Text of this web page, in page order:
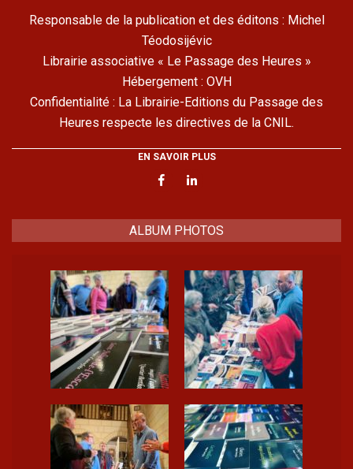
Responsable de la publication et des éditons : Michel
Téodosijévic
Librairie associative « Le Passage des Heures »
Hébergement : OVH
Confidentialité : La Librairie-Editions du Passage des
Heures respecte les directives de la CNIL.
EN SAVOIR PLUS
ALBUM PHOTOS